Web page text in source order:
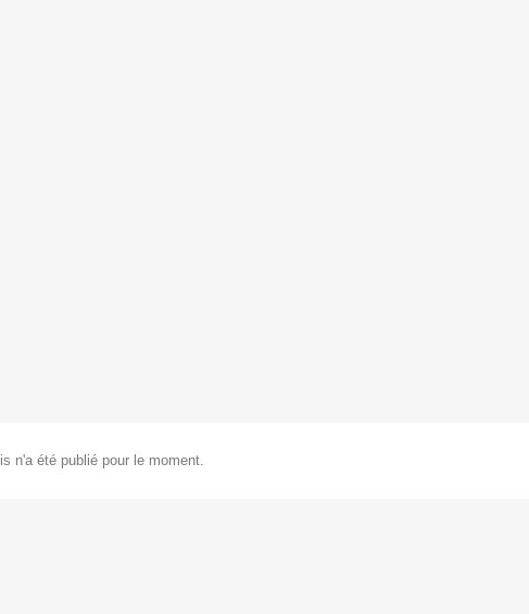
n'a été publié pour le moment.